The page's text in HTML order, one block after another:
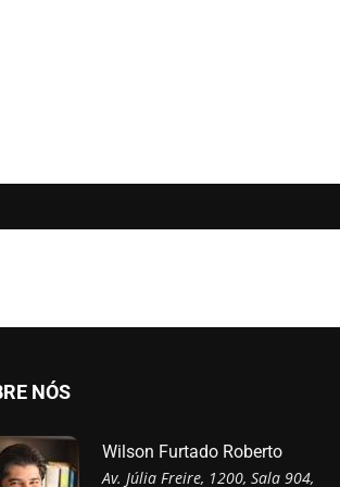
NÓS
Wilson Furtado Roberto
Av. Júlia Freire, 1200, Sala 904,